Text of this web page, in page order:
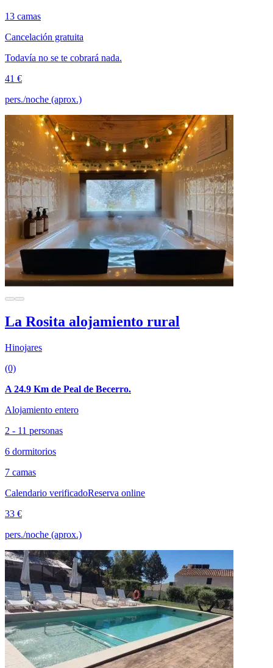
13 camas
Cancelación gratuita
Todavía no se te cobrará nada.
41 €
pers./noche (aprox.)
La Rosita alojamiento rural
Hinojares
(0)
A 24.9 Km de Peal de Becerro.
Alojamiento entero
2 - 11 personas
6 dormitorios
7 camas
Calendario verificadoReserva online
33 €
pers./noche (aprox.)